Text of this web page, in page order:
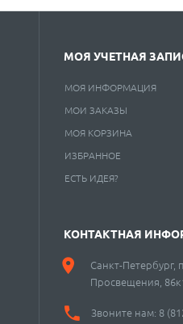
МОЯ УЧЕТНАЯ
МОЯ ИНФОРМАЦИЯ
МОИ ЗАКАЗЫ
МОЯ КОРЗИНА
ИЗБРАННОЕ
ЕСТЬ ИДЕЯ?
КОНТАКТНАЯ
Санкт-Петербург,
Просвещения,
Звоните нам: 8